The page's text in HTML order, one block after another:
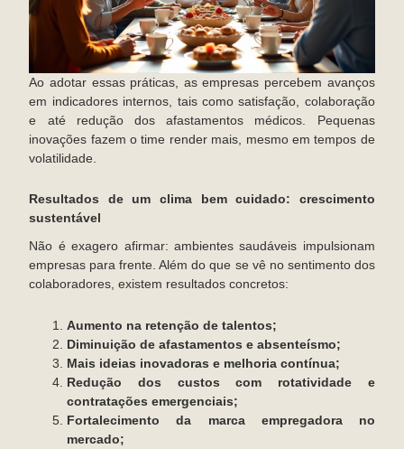
Ao adotar essas práticas, as empresas percebem avanços
em indicadores internos, tais como satisfação, colaboração
e até redução dos afastamentos médicos. Pequenas
inovações fazem o time render mais, mesmo em tempos de
volatilidade.
Resultados de um clima bem cuidado: crescimento
sustentável
Não é exagero afirmar: ambientes saudáveis impulsionam
empresas para frente. Além do que se vê no sentimento dos
colaboradores, existem resultados concretos:
Aumento na retenção de talentos;
Diminuição de afastamentos e absenteísmo;
Mais ideias inovadoras e melhoria contínua;
Redução dos custos com rotatividade e
contratações emergenciais;
Fortalecimento da marca empregadora no
mercado;